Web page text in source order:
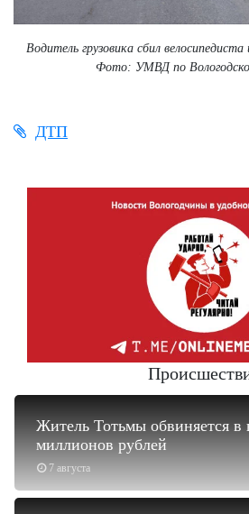
Водитель грузовика сбил
Фото: УМВД по
ДТП
7 августа
Житель Тотьмы обвиняется в
миллионов рублей